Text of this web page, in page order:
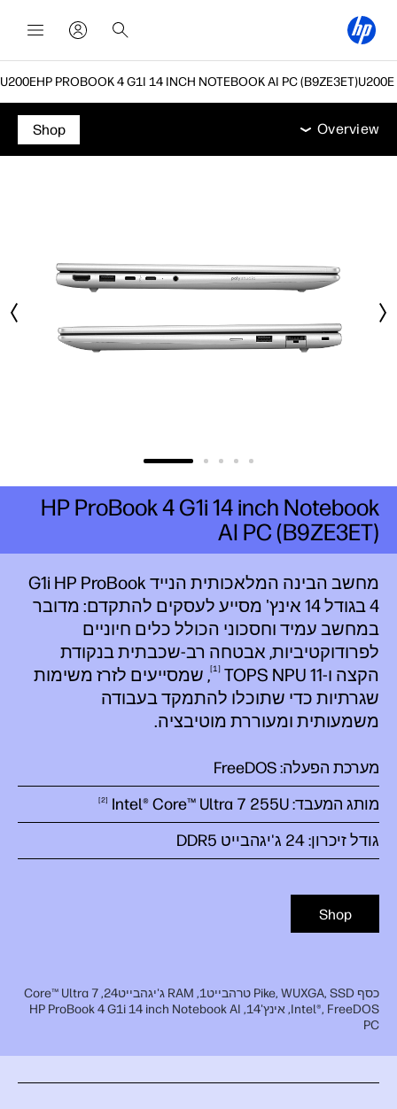
HP PROBOOK 4 G1I 14 INCH NOTEBOOK AI PC (B9ZE3ET)
Overview מאפיינים מפרט טכני אביזרים
תמיכה
Overview
אביזרים
Shop
מחשב הבינה המלאכותית הנייד G1i HP ProBook
4 בגודל 14 אינץ' מסייע לעסקים להתקדם: מדובר
במחשב עמיד וחסכוני הכולל כלים חיוניים
לפרודוקטיביות, אבטחה רב-שכבתית בנקודת
הקצה ו-11 TOPS NPU
1 , שמסייעים לזרז משימות
שגרתיות כדי שתוכלו להתמקד בעבודה
משמעותית ומעוררת מוטיבציה.
מערכת הפעלה: FreeDOS
מותג המעבד: Intel® Core™ Ultra 7255U
2
גודל זיכרון: 24 ג'יגהבייט DDR5
Shop
כסף Pike, WUXGA, SSD טרהבייט1, RAM ג'יגהבייט24, Core™ Ultra 7
Intel®, FreeDOS, אינץ'14, HP ProBook 4 G1i 14 inch Notebook AI
PC
HP ProBook 4 G1i 14 inch Notebook
AI PC (B9ZE3ET)